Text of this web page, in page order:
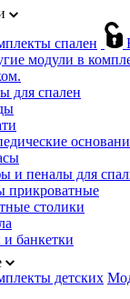
спален
модули в
для спален
и пеналы для
прикроватные
столики
банкетки
детских